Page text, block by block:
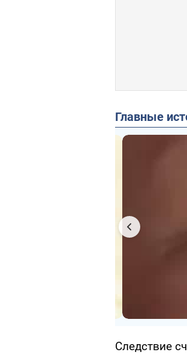
Главные
Следствие